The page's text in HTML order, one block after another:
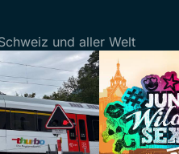
und aller Welt